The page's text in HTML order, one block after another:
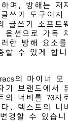
며, 방해는 저
쓰기 도구이지
글쓰기 소프트
옵션으로 가득
한 방해 요소를
할 수 있게 합니
의 마이너 모
기 브랜드에서
의 너비를 70자
. 텍스트의 너
경할 수 있습니